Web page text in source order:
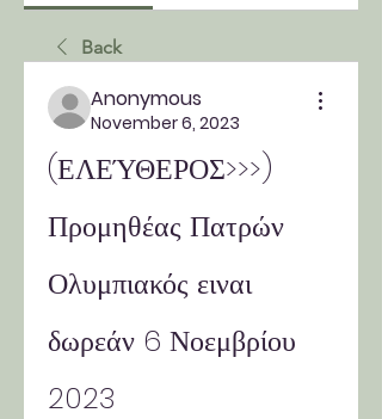
Back
Anonymous
November 6, 2023
(ΕΛΕΎΘΕΡΟΣ>>>)
Προμηθέας Πατρών
Ολυμπιακός ειναι
δωρεάν 6 Νοεμβρίου
2023